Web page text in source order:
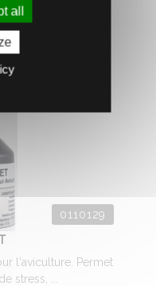
0110129
l'aviculture. Permet
stress, ...
all